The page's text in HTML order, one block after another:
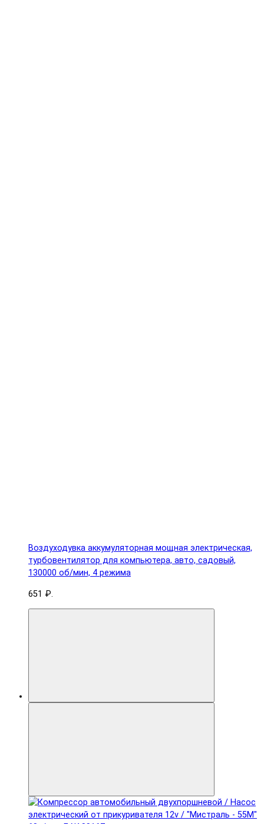
Воздуходувка аккумуляторная мощная электрическая,
турбовентилятор для компьютера, авто, садовый,
130000 об/мин, 4 режима
651 ₽.